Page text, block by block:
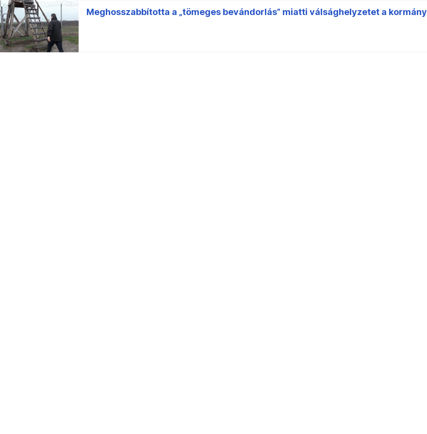
Meghosszabbította a „tömeges bevándorlás” miatti válsághelyzetet a kormány